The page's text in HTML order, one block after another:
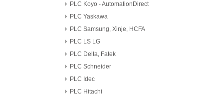
PLC Koyo - AutomationDirect
PLC Yaskawa
PLC Samsung, Xinje, HCFA
PLC LS LG
PLC Delta, Fatek
PLC Schneider
PLC Idec
PLC Hitachi